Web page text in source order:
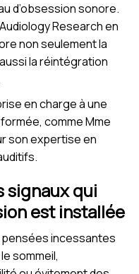
d’obsession sonore.
Research en
non seulement la
la réintégration
en charge à une
comme Mme
son expertise en
signaux qui
est installée
incessantes
sommeil,